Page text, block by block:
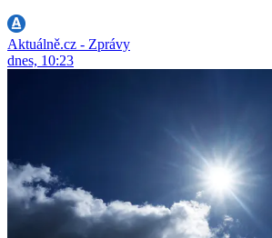
Aktuálně.cz - Zprávy
dnes, 10:23